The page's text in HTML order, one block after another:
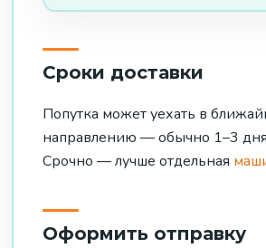
Сроки доставки
Попутка может уехать в
направлению — обычно 1–3
Срочно — лучше отдельная
Оформить отправку